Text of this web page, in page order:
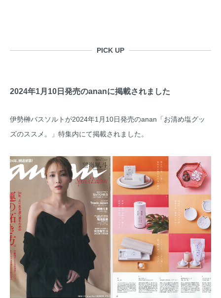
PICK UP
2024年1月10日発売のananに掲載されました
伊勢榊バスソルトが2024年1月10日発売のanan「お清め塩グッ
ズのススメ。」特集内にて掲載されました。